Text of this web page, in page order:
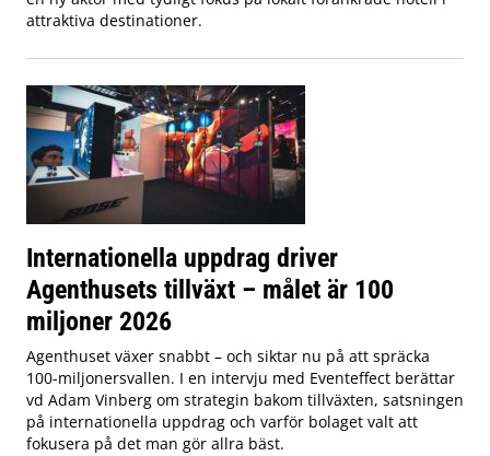
attraktiva destinationer.
Internationella uppdrag driver
Agenthusets tillväxt – målet är 100
miljoner 2026
Agenthuset växer snabbt – och siktar nu på att spräcka
100-miljonersvallen. I en intervju med Eventeffect berättar
vd Adam Vinberg om strategin bakom tillväxten, satsningen
på internationella uppdrag och varför bolaget valt att
fokusera på det man gör allra bäst.